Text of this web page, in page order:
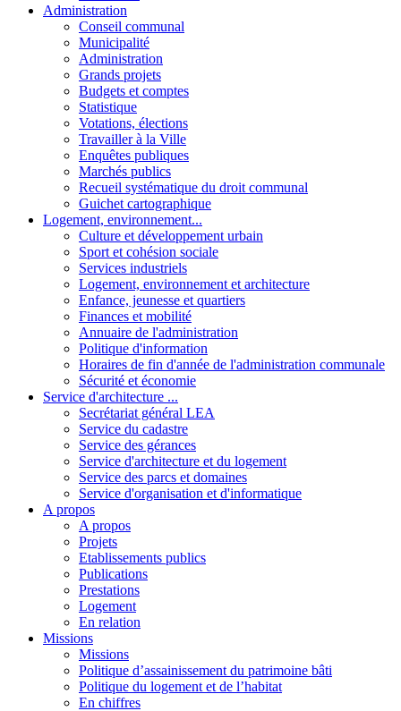
Administration
Conseil communal
Municipalité
Administration
Grands projets
Budgets et comptes
Statistique
Votations, élections
Travailler à la Ville
Enquêtes publiques
Marchés publics
Recueil systématique du droit communal
Guichet cartographique
Logement, environnement...
Culture et développement urbain
Sport et cohésion sociale
Services industriels
Logement, environnement et architecture
Enfance, jeunesse et quartiers
Finances et mobilité
Annuaire de l'administration
Politique d'information
Horaires de fin d'année de l'administration communale
Sécurité et économie
Service d'architecture ...
Secrétariat général LEA
Service du cadastre
Service des gérances
Service d'architecture et du logement
Service des parcs et domaines
Service d'organisation et d'informatique
A propos
A propos
Projets
Etablissements publics
Publications
Prestations
Logement
En relation
Missions
Missions
Politique d’assainissement du patrimoine bâti
Politique du logement et de l’habitat
En chiffres